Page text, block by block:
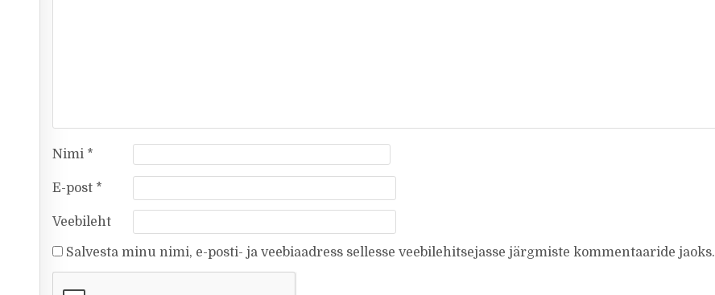
Nimi *
E-post *
Veebileht
Salvesta minu nimi, e-posti- ja veebiaadress sellesse veebilehitsejasse järgmiste kommentaaride jaoks.